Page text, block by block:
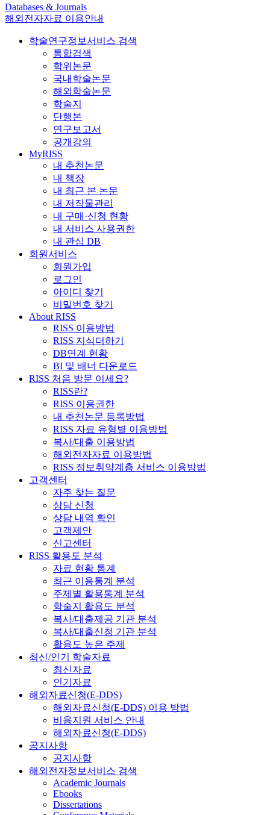
Databases & Journals
해외전자자료 이용안내
학술연구정보서비스 검색
통합검색
학위논문
국내학술논문
해외학술논문
학술지
단행본
연구보고서
공개강의
MyRISS
내 추천논문
내 책장
내 최근 본 논문
내 저작물관리
내 구매·신청 현황
내 서비스 사용권한
내 관심 DB
회원서비스
회원가입
로그인
아이디 찾기
비밀번호 찾기
About RISS
RISS 이용방법
RISS 지식더하기
DB연계 현황
BI 및 배너 다운로드
RISS 처음 방문 이세요?
RISS란?
RISS 이용권한
내 추천논문 등록방법
RISS 자료 유형별 이용방법
복사/대출 이용방법
해외전자자료 이용방법
RISS 정보취약계층 서비스 이용방법
고객센터
자주 찾는 질문
상담 신청
상담 내역 확인
고객제안
신고센터
RISS 활용도 분석
자료 현황 통계
최근 이용통계 분석
주제별 활용통계 분석
학술지 활용도 분석
복사/대출제공 기관 분석
복사/대출신청 기관 분석
활용도 높은 주제
최신/인기 학술자료
최신자료
인기자료
해외자료신청(E-DDS)
해외자료신청(E-DDS) 이용 방법
비용지원 서비스 안내
해외자료신청(E-DDS)
공지사항
공지사항
해외전자정보서비스 검색
Academic Journals
Ebooks
Dissertations